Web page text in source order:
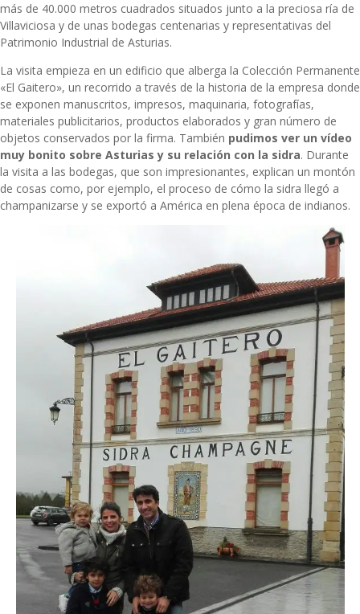
más de 40.000 metros cuadrados situados junto a la preciosa ría de
Villaviciosa y de unas bodegas centenarias y representativas del
Patrimonio Industrial de Asturias.
La visita empieza en un edificio que alberga la Colección Permanente
«El Gaitero», un recorrido a través de la historia de la empresa donde
se exponen manuscritos, impresos, maquinaria, fotografías,
materiales publicitarios, productos elaborados y gran número de
objetos conservados por la firma. También pudimos ver un vídeo
muy bonito sobre Asturias y su relación con la sidra. Durante
la visita a las bodegas, que son impresionantes, explican un montón
de cosas como, por ejemplo, el proceso de cómo la sidra llegó a
champanizarse y se exportó a América en plena época de indianos.